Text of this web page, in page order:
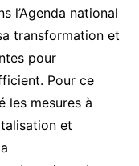
l’Agenda national
transformation et
pour
Pour ce
les mesures à
et